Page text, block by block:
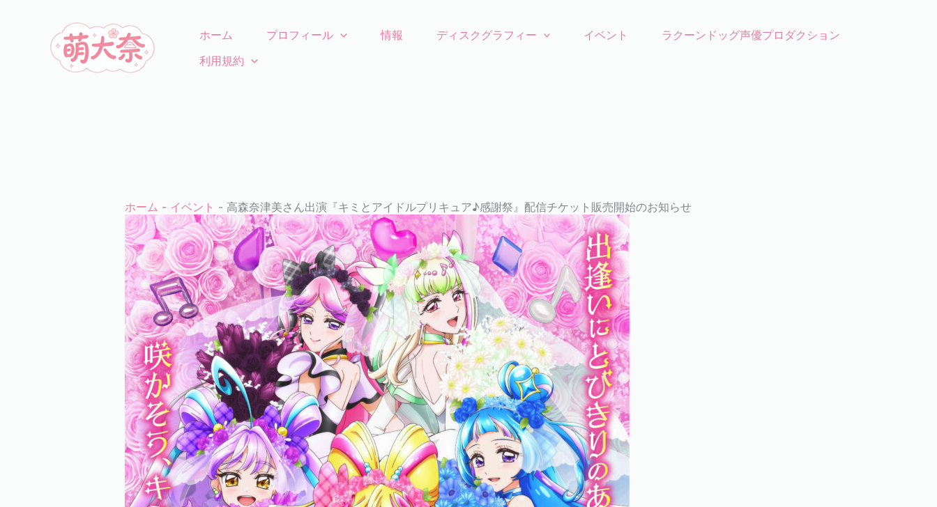
ホーム プロフィール 情報 ディスクグラフィー イベント
ラクーンドッグ声優プロダクション
利用規約
ホーム - イベント - 高森奈津美さん出演『キミとアイドルプリキュア♪感謝祭』配信チケット販売開始のお知らせ